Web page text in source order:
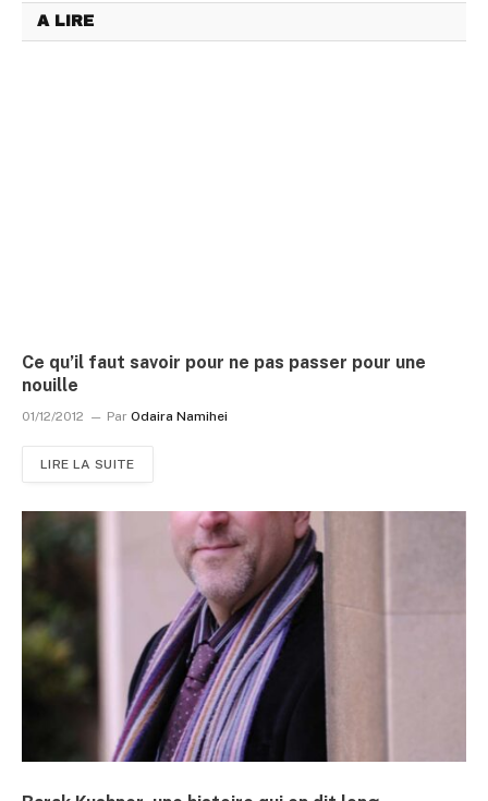
A LIRE
Ce qu’il faut savoir pour ne pas passer pour une
nouille
01/12/2012 Par Odaira Namihei
LIRE LA SUITE